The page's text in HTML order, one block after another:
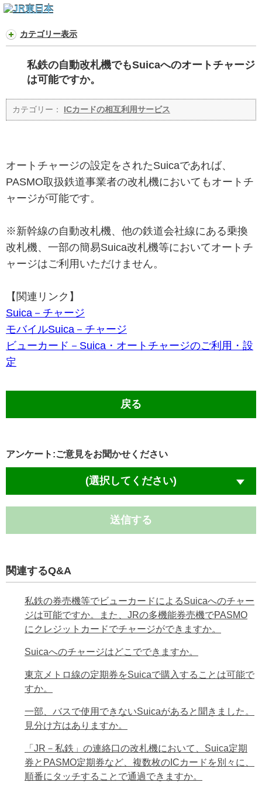
カテゴリー表示
私鉄の自動改札機でもSuicaへのオートチャージ
は可能ですか。
カテゴリー： ICカードの相互利用サービス
オートチャージの設定をされたSuicaであれば、
PASMO取扱鉄道事業者の改札機においてもオートチ
ャージが可能です。
※新幹線の自動改札機、他の鉄道会社線にある乗換
改札機、一部の簡易Suica改札機等においてオートチ
ャージはご利用いただけません。
【関連リンク】
Suica－チャージ
モバイルSuica－チャージ
ビューカード－Suica・オートチャージのご利用・設
定
戻る
アンケート:ご意見をお聞かせください
(選択してください)
送信する
関連するQ&A
私鉄の券売機等でビューカードによるSuicaへのチャー
ジは可能ですか。また、JRの多機能券売機でPASMO
にクレジットカードでチャージができますか。
Suicaへのチャージはどこでできますか。
東京メトロ線の定期券をSuicaで購入することは可能で
すか。
一部、バスで使用できないSuicaがあると聞きました。
見分け方はありますか。
「JR－私鉄」の連絡口の改札機において、Suica定期
券とPASMO定期券など、複数枚のICカードを別々に、
順番にタッチすることで通過できますか。